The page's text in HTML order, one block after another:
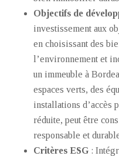
Objectifs de
investissement aux
en choisissant des
l’environnement et
un immeuble à
espaces verts, des
installations d’accès
réduite, peut être
responsable et
Critères ESG :